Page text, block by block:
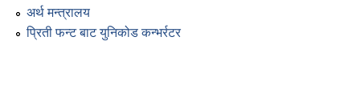
अर्थ मन्त्रालय
प्रिती फन्ट बाट युनिकोड कन्भर्रटर